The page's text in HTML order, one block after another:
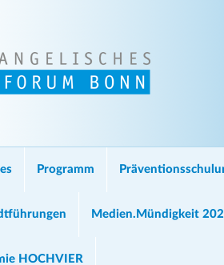
Programm
Medien.Mündigkeit
HOCHVIER